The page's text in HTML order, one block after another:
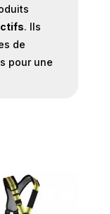
. Ils
de
pour une